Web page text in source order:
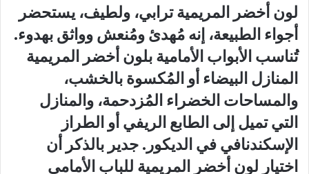
لون أخضر المريمية ترابي، ولطيف، يستحضر
أجواء الطبيعة، إنه مُهدئ ومُنعش وواثق بهدوء.
تُناسب الأبواب الأمامية بلون أخضر المريمية
المنازل البيضاء أو المُكسوة بالخشب،
والمساحات الخضراء المُزدحمة، والمنازل
التي تميل إلى الطابع الريفي أو الطراز
الإسكندنافي في الديكور. جدير بالذكر أن
اختيار لون أخضر المريمية للباب الأمامي